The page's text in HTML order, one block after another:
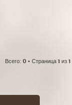
Всего: 0 • Страница 1 из 1